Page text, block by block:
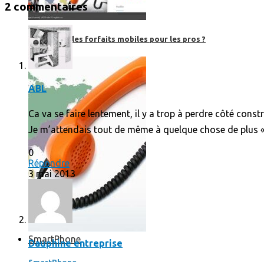
Où en sont les forfaits mobiles pour les pros ?
SmartPhone
2 commentaires
ABL
Ca va se faire lentement, il y a trop à perdre côté
Je m’attendais tout de même à quelque chose de
0
Répondre
3 mai 2013
Dauphine entreprise